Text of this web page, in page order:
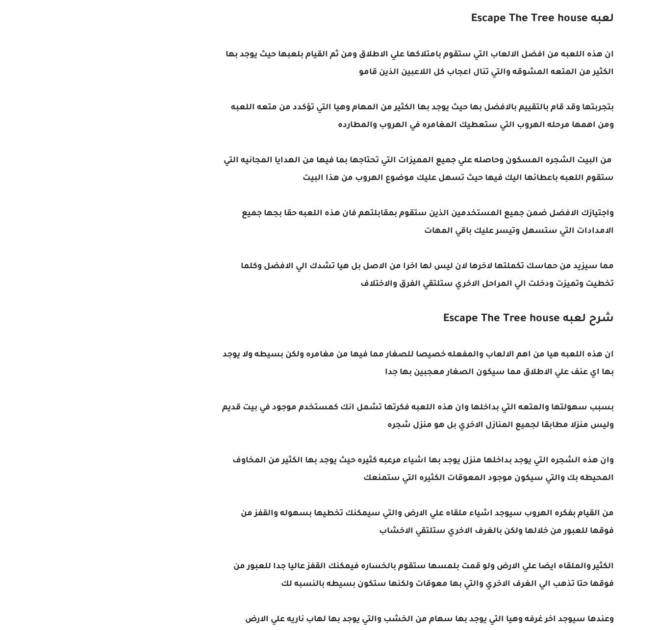
لعبه Escape The Tree house
ان هذه اللعبه من افضل الالعاب التي ستقوم بامتلاكها علي الاطلاق ومن ثم القيام بلعبها حيث يوجد بها
الكثير من المتعه المشوقه والتي تنال اعجاب كل اللاعبين الذين قامو
بتجربتها وقد قام بالتقييم بالافضل بها حيث يوجد بها الكثير من المهام وهيا التي تؤكدد من متعه اللعبه
ومن اهمها مرحله الهروب التي ستعطيك المغامره في الهروب والمطارده
من البيت الشجره المسكون وحاصله علي جميع المميزات التي تحتاجها بما فيها من الهدايا المجانيه التي
ستقوم اللعبه باعطائها اليك فيها حيث تسهل عليك موضوع الهروب من هذا البيت
واجتيازك الافضل ضمن جميع المستخدمين الذين ستقوم بمقابلتهم فان هذه اللعبه حقا بجها جميع
الامدادات التي ستسهل وتيسر عليك باقي المهات
مما سيزيد من حماسك تكملتها لاخرها لان ليس لها اخرا من الاصل بل هيا تشدك الي الافضل وكلما
تخطيت وتميزت ودخلت الي المراحل الاخري ستلتقي الفرق والاختلاف
شرح لعبه Escape The Tree house
ان هذه اللعبه هيا من اهم الالعاب والمفعله خصيصا للصغار مما فيها من مغامره ولكن بسيطه ولا يوجد
بها اي عنف علي الاطلاق مما سيكون الصغار معجبين بها جدا
بسبب سهولتها والمتعه التي بداخلها وان هذه اللعبه فكرتها تشمل انك كمستخدم موجود في بيت قديم
وليس منزلا مطابقا لجميع المنازل الاخري بل هو منزل شجره
وان هذه الشجره التي يوجد بداخلها منزل يوجد بها اشياء مرعبه كثيره حيث يوجد بها الكثير من المخاوف
المحيطه بك والتي سيكون موجود المعوقات الكثيره التي ستمنعك
من القيام بفكره الهروب سيوجد اشياء ملقاه علي الارض والتي سيمكنك تخطيها بسهوله والقفز من
فوقها للعبور من خلالها ولكن بالغرف الاخري ستلتقي الاخشاب
الكثير والملقاه ايضا علي الارض ولو قمت بلمسها ستقوم بالخساره فيمكنك القفز عاليا جدا للعبور من
فوقها حتا تذهب الي الغرف الاخري والتي بها معوقات ولكنها ستكون بسيطه بالنسبه لك
وعندها سيوجد اخر غرفه وهيا التي يوجد بها سهام من الخشب والتي يوجد بها لهاب ناريه علي الارض